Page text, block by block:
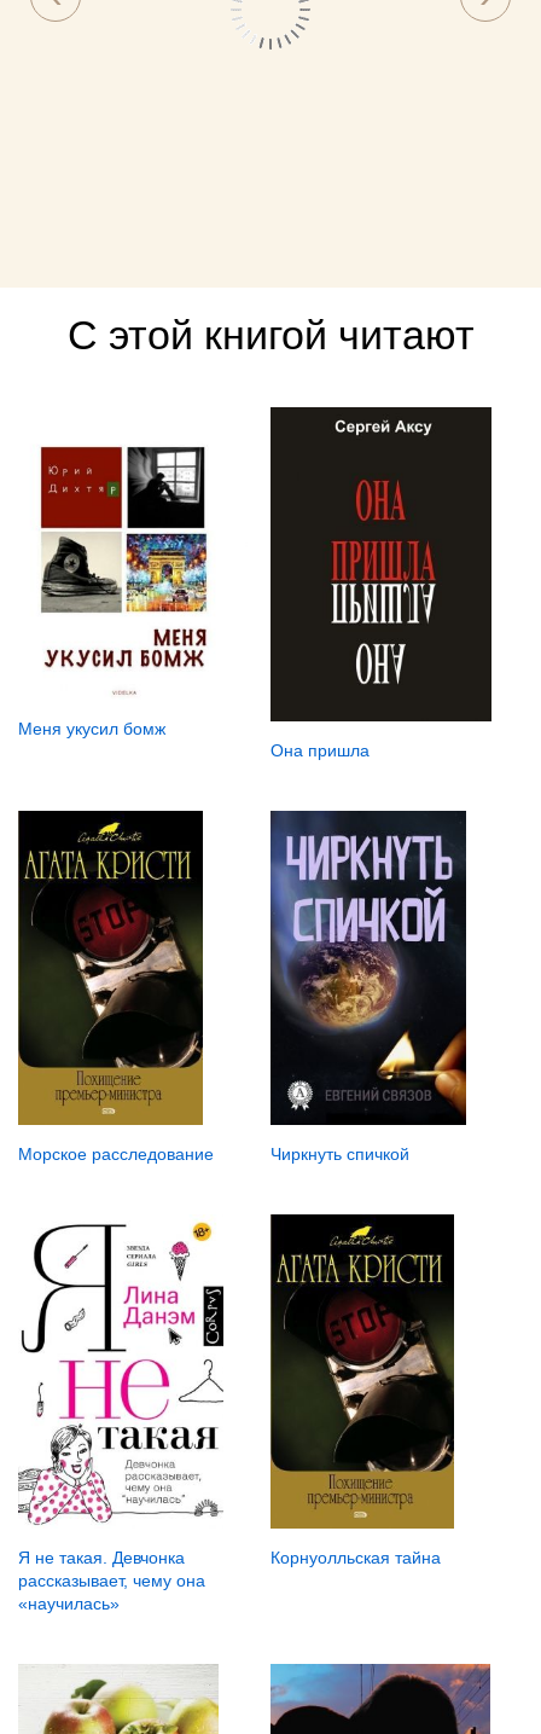
С этой книгой читают
Меня укусил бомж
Она пришла
Морское расследование Чиркнуть спичкой
Я не такая. Девчонка
рассказывает, чему она
«научилась»
Корнуолльская тайна